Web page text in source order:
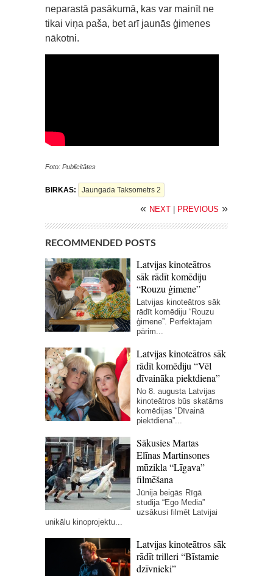
neparastā pasākumā, kas var mainīt ne
tikai viņa paša, bet arī jaunās ģimenes
nākotni.
Foto: Publicitātes
BIRKAS: Jaungada Taksometrs 2
« NEXT PREVIOUS »
RECOMMENDED POSTS
Latvijas kinoteātros
sāk rādīt komēdiju
“Rouzu ģimene”
Latvijas kinoteātros sāk
rādīt komēdiju “Rouzu
ģimene”. Perfektajam
pārim...
Latvijas kinoteātros sāk
rādīt komēdiju “Vēl
dīvaināka piektdiena”
No 8. augusta Latvijas
kinoteātros būs skatāms
komēdijas “Dīvainā
piektdiena”...
Sākusies Martas
Elīnas Martinsones
mūzikla “Līgava”
filmēšana
Jūnija beigās Rīgā
studija “Ego Media”
uzsākusi filmēt Latvijai
unikālu kinoprojektu...
Latvijas kinoteātros sāk
rādīt trilleri “Bīstamie
dzīvnieki”